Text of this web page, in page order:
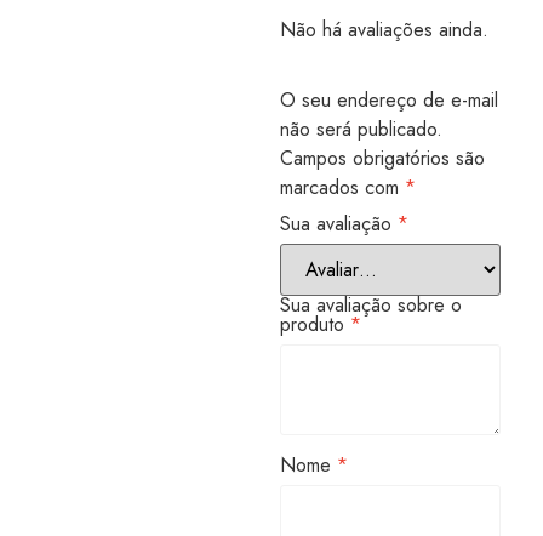
Não há avaliações ainda.
O seu endereço de e-mail
não será publicado.
Campos obrigatórios são
marcados com *
Sua avaliação *
Sua avaliação sobre o
produto *
Nome *